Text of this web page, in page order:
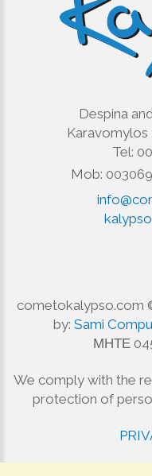
Despina
Karavomylos
Tel:
Mob:
cometokalypso.com
by: Sami
ΜΗΤΕ
We comply with the
protection of